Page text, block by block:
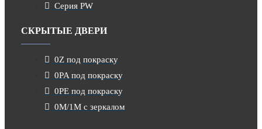
Серия PW
СКРЫТЫЕ ДВЕРИ
0Z под покраску
0PA под покраску
0PE под покраску
0M/1M с зеркалом